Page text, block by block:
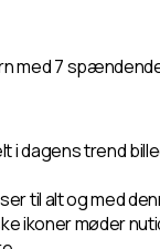
med 7
i dagens trend
til alt og med
ikoner møder